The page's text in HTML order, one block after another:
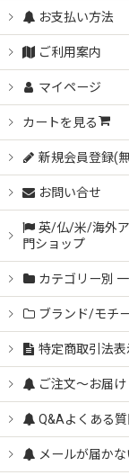
お支払い方法
ご利用案内
マイページ
カートを見る
新規会員登録(
お問い合せ
英/仏/米/海外
門ショップ
カテゴリー別
ブランド/モチ
特定商取引法表
ご注文～お届け
Q&Aよくある質
メールが届かな